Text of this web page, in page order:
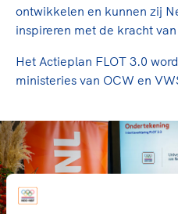
ontwikkelen en kunnen zij
inspireren met de kracht
Het Actieplan FLOT 3.0
ministeries van OCW en